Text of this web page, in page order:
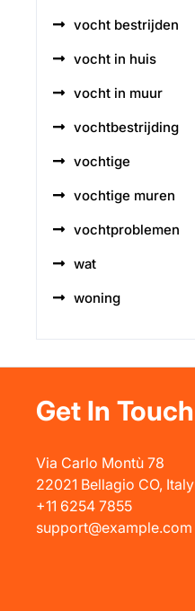
vocht bestrijden
vocht in huis
vocht in muur
vochtbestrijding
vochtige
vochtige muren
vochtproblemen
wat
woning
Get In Touch
Via Carlo Montù 78
22021 Bellagio CO, Italy
+11 6254 7855
support@example.com